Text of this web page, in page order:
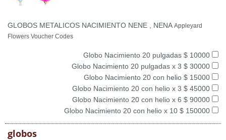
GLOBOS METALICOS NACIMIENTO NENE , NENA Appleyard
Flowers Voucher Codes
Globo Nacimiento 20 pulgadas $ 10000
Globo Nacimiento 20 pulgadas x 3 $ 30000
Globo Nacimiento 20 con helio $ 15000
Globo Nacimiento 20 con helio x 3 $ 45000
Globo Nacimiento 20 con helio x 6 $ 90000
Globo Nacimiento 20 con helio x 10 $ 150000
globos